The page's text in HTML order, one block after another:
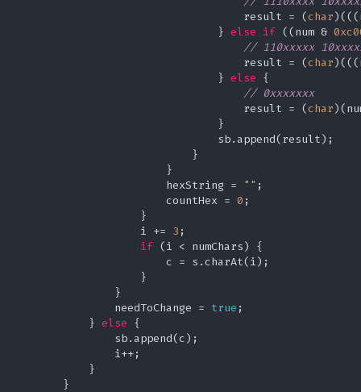
                                    result = (
char
                                }
else if ((num &
// 110xxxxx
                                    result = (
char
                                }
else {
// 0xxxxxxx
                                    result = (
char
                                }
                                sb.append(result);
                            }
                        }
                        hexString =
"" ;
                        countHex =
0 ;
                    }
                    i +=
3 ;
if (i < numChars) {
                        c = s.charAt(i);
                    }
                }
                needToChange =
true ;
            }
else {
                sb.append(c);
                i++;
            }
        }